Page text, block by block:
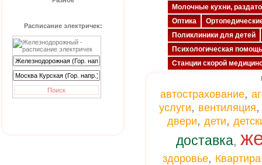
Расписание электричек:
Молочные кухни,
Оптика
Поликлиники для детей
Психологическая помощь
Станции скорой
автострахование,
услуги, вентиляция
двери, дети,
доставка,
здоровье, Квартира